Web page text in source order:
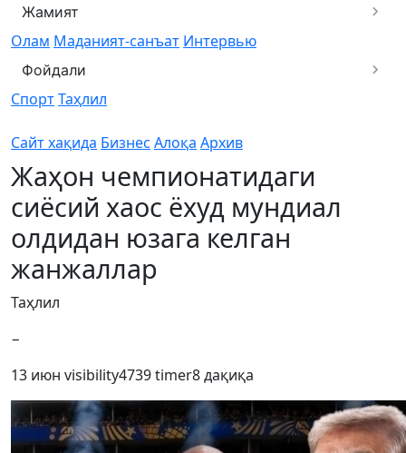
Жамият
Олам Маданият-санъат Интервью
Фойдали
СпортТаҳлил
Сайт хақида Бизнес Алоқа Архив
Жаҳон чемпионатидаги
сиёсий хаос ёхуд мундиал
олдидан юзага келган
жанжаллар
Таҳлил
−
13 июн visibility4739timer8 дақиқа